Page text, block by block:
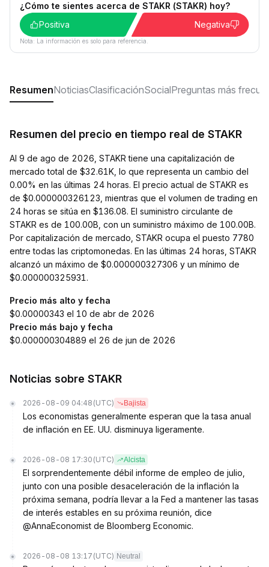
¿Cómo te sientes acerca de STAKR (STAKR) hoy?
Positiva
Negativa
Nota: La información es solo para referencia.
ResumenNoticiasClasificaciónSocialPreguntas más
Resumen del precio en tiempo real de STAKR
Al 9 de ago de 2026, STAKR tiene una capitalización de
mercado total de $32.61K, lo que representa un cambio del
0.00% en las últimas 24 horas. El precio actual de STAKR es
de $0.000000326123, mientras que el volumen de trading en
24 horas se sitúa en $136.08. El suministro circulante de
STAKR es de 100.00B, con un suministro máximo de 100.00B.
Por capitalización de mercado, STAKR ocupa el puesto 7780
entre todas las criptomonedas. En las últimas 24 horas, STAKR
alcanzó un máximo de $0.000000327306 y un mínimo de
$0.000000325931.
Precio más alto y fecha
$0.00000343 el 10 de abr de 2026
Precio más bajo y fecha
$0.000000304889 el 26 de jun de 2026
Noticias sobre STAKR
2026-08-09 04:48 (UTC) Bajista
Los economistas generalmente esperan que la tasa anual
de inflación en EE. UU. disminuya ligeramente.
2026-08-08 17:30 (UTC) Alcista
El sorprendentemente débil informe de empleo de julio,
junto con una posible desaceleración de la inflación la
próxima semana, podría llevar a la Fed a mantener las tasas
de interés estables en su próxima reunión, dice
@AnnaEconomist de Bloomberg Economic.
2026-08-08 13:17 (UTC) Neutral